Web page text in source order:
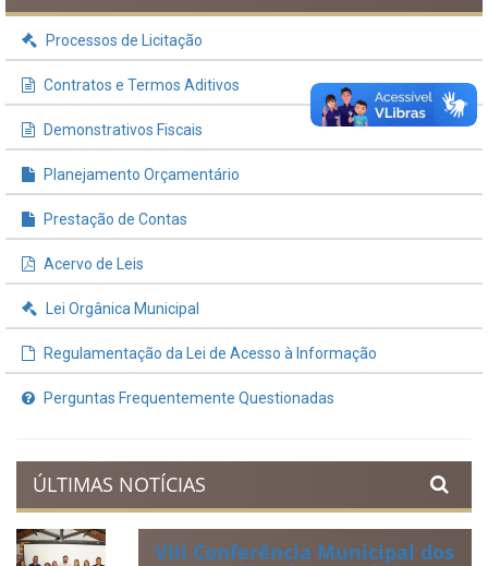
INFORMAÇÕES ÚTEIS
Acervo de Leis
Lei Orgânica Municipal